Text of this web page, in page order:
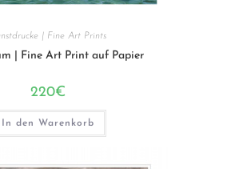
| Fine Art Prints
| Fine Art Print auf Papier
220€
In den Warenkorb